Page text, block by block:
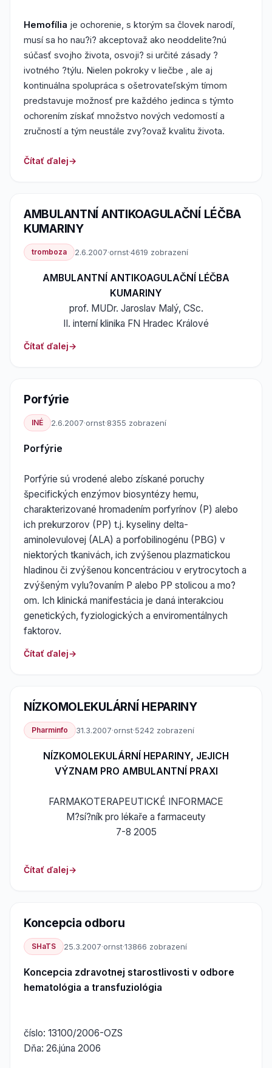
Hemofília je ochorenie, s ktorým sa človek narodí,
musí sa ho nau?i? akceptovaž ako neoddelite?nú
súčasť svojho života, osvoji? si určité zásady ?
ivotného ?týlu. Nielen pokroky v liečbe , ale aj
kontinuálna spolupráca s ošetrovateľským tímom
predstavuje možnosť pre každého jedinca s týmto
ochorením získať množstvo nových vedomostí a
zručností a tým neustále zvy?ovaž kvalitu života.
Čítať ďalej
AMBULANTNÍ ANTIKOAGULAČNÍ LÉČBA
KUMARINY
tromboza 2.6.2007·ornst·4619 zobrazení
AMBULANTNÍ ANTIKOAGULAČNÍ LÉČBA
KUMARINY
prof. MUDr. Jaroslav Malý, CSc.
II. interní klinika FN Hradec Králové
Čítať ďalej
Porfýrie
INÉ 2.6.2007·ornst·8355 zobrazení
Porfýrie
Porfýrie sú vrodené alebo získané poruchy
špecifických enzýmov biosyntézy hemu,
charakterizované hromadením porfyrínov (P) alebo
ich prekurzorov (PP) t.j. kyseliny delta-
aminolevulovej (ALA) a porfobilinogénu (PBG) v
niektorých tkanivách, ich zvýšenou plazmatickou
hladinou či zvýšenou koncentráciou v erytrocytoch a
zvýšeným vylu?ovaním P alebo PP stolicou a mo?
om. Ich klinická manifestácia je daná interakciou
genetických, fyziologických a enviromentálnych
faktorov.
Čítať ďalej
NÍZKOMOLEKULÁRNÍ HEPARINY
Pharminfo 31.3.2007·ornst·5242 zobrazení
NÍZKOMOLEKULÁRNÍ HEPARINY, JEJICH
VÝZNAM PRO AMBULANTNÍ PRAXI
FARMAKOTERAPEUTICKÉ INFORMACE
M?sí?ník pro lékaře a farmaceuty
7-8 2005
Čítať ďalej
Koncepcia odboru
SHaTS 25.3.2007·ornst·13866 zobrazení
Koncepcia zdravotnej starostlivosti v odbore
hematológia a transfuziológia
číslo: 13100/2006-OZS
Dňa: 26.júna 2006